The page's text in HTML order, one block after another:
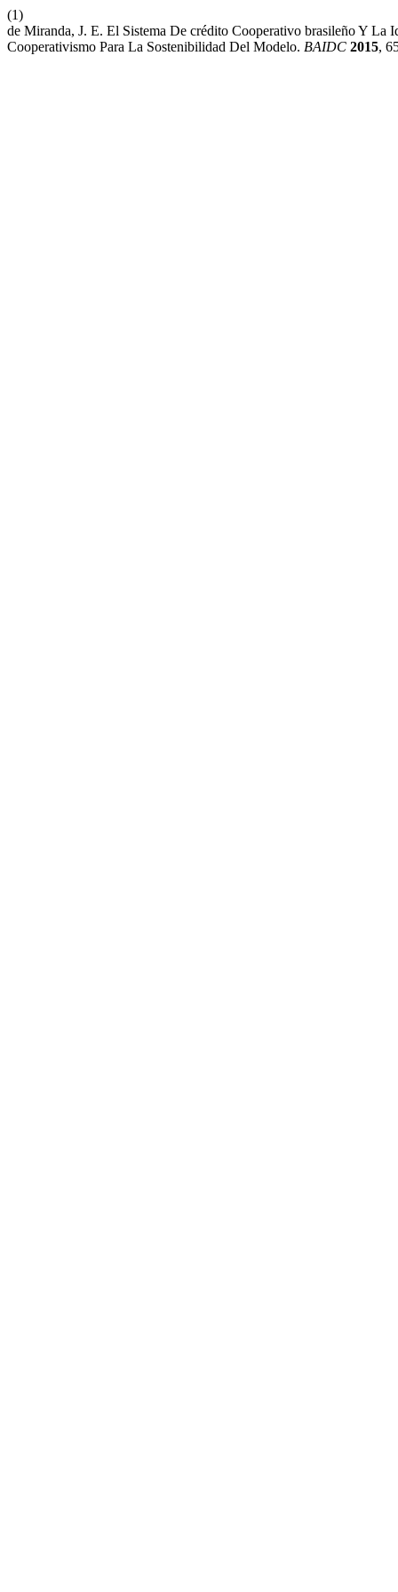
(1)
de Miranda, J. E. El Sistema De crédito Cooperativo brasileño Y
Cooperativismo Para La Sostenibilidad Del Modelo. BAIDC 2015,